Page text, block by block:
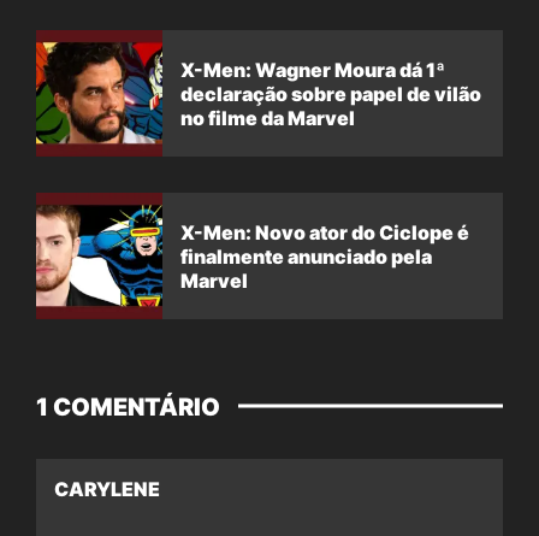
X-Men: Wagner Moura dá 1ª
declaração sobre papel de vilão
no filme da Marvel
X-Men: Novo ator do Ciclope é
finalmente anunciado pela
Marvel
1 COMENTÁRIO
CARYLENE